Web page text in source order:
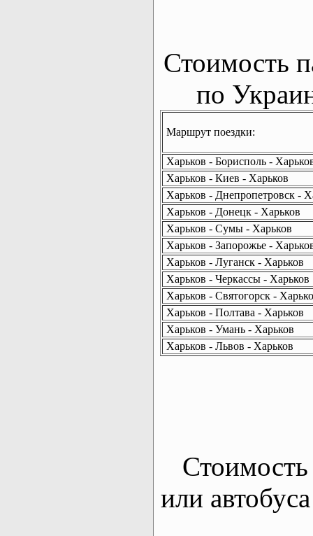
Стоимость
по
Маршрут поездки:
Харьков - Борисполь -
Харьков - Киев - Харьков
Харьков - Днепропетровск -
Харьков - Донецк - Харьков
Харьков - Сумы - Харьков
Харьков - Запорожье -
Харьков - Луганск - Харьков
Харьков - Черкассы - Харьков
Харьков - Святогорск -
Харьков - Полтава - Харьков
Харьков - Умань - Харьков
Харьков - Львов - Харьков
Стоимость
или